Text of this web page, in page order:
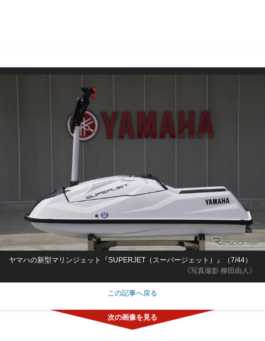
《写真撮影 柳田由人》
ヤマハの新型マリンジェット『SUPERJET（スーパージェット）』（7/44）
この記事へ戻る